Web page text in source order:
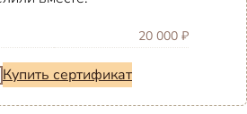
20 000 ₽
Купить сертификат